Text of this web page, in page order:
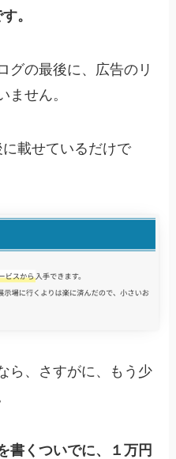
。
グの最後に、広告のリ
ません。
載せているだけで
ら、さすがに、もう少
書くついでに、１万円